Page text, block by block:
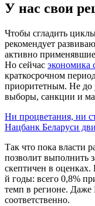
У нас свои
Чтобы сгладить
рекомендует
активно
Но сейчас экономика
краткосрочном
приоритетным. Не до
выборы, санкции и
Ни процветания, ни
Нацбанк Беларуси
Так что пока власти
позволит выполнить
скептичен в оценках.
й годы: всего 0,8%
темп в регионе. Даже
соответственно.